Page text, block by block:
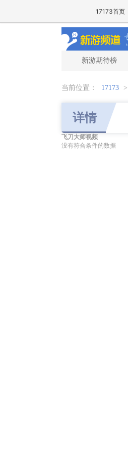
17173首页
新游期待榜
当前位置： 17173 >
详情
飞刀大师视频
没有符合条件的数据